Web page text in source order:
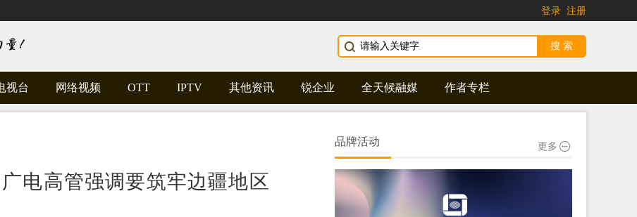
登录 注册
视台 网络视频 OTT IPTV 其他资讯 锐企业 全天候融媒 作者专栏
电高管强调要筑牢边疆地区
品牌活动 更多